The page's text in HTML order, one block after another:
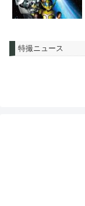
特撮ニュース